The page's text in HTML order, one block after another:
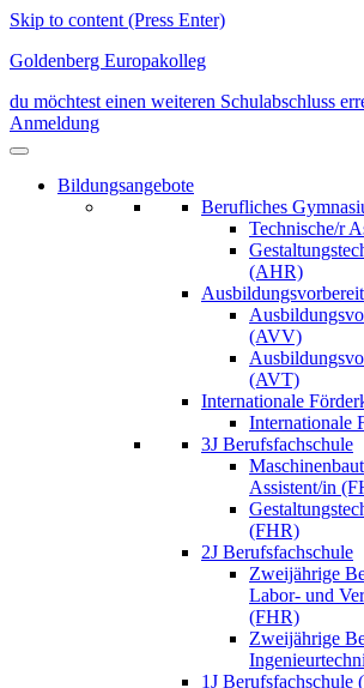
Skip to content (Press Enter)
Goldenberg Europakolleg
du möchtest einen weiteren Schulabschluss
Anmeldung
Bildungsangebote
Berufliches
Technische/r
(AHR)
(AVV)
(AVT)
Internationale
Internationale
3J Berufsfachschule
Assistent/in
(FHR)
2J Berufsfachschule
Zweijährige
Labor- und
(FHR)
Zweijährige
1J Berufsfachschule